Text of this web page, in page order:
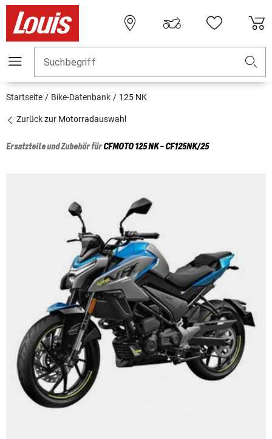
Suchbegriff
Startseite Bike-Datenbank 125 NK
Zurück zur Motorradauswahl
Ersatzteile und Zubehör fürCFMOTO125 NK - CF125NK/25